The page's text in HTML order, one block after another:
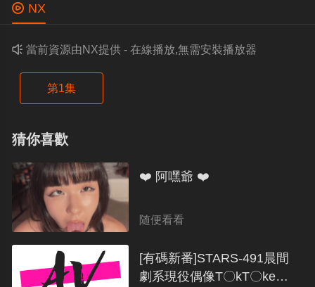
 NX
 當前資源由NX提供 - 在線播放,無需安裝播放器
第1集
猜你喜歡
❤️ 阿嘿爺 ❤️
随便看看
[有碼新番]STARS-491晨間
劇系現役偶像T〇kT〇ker